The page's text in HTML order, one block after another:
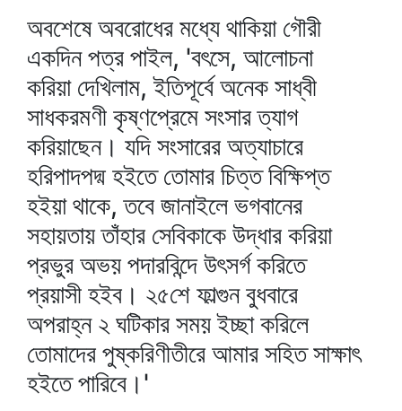
অবশেষে অবরোধের মধ্যে থাকিয়া গৌরী
একদিন পত্র পাইল, 'বৎসে, আলোচনা
করিয়া দেখিলাম, ইতিপূর্বে অনেক সাধ্বী
সাধকরমণী কৃষ্ণপ্রেমে সংসার ত্যাগ
করিয়াছেন। যদি সংসারের অত্যাচারে
হরিপাদপদ্ম হইতে তোমার চিত্ত বিক্ষিপ্ত
হইয়া থাকে, তবে জানাইলে ভগবানের
সহায়তায় তাঁহার সেবিকাকে উদ্ধার করিয়া
প্রভুর অভয় পদারবিন্দে উৎসর্গ করিতে
প্রয়াসী হইব। ২৫শে ফাল্গুন বুধবারে
অপরাহ্ন ২ ঘটিকার সময় ইচ্ছা করিলে
তোমাদের পুষ্করিণীতীরে আমার সহিত সাক্ষাৎ
হইতে পারিবে।'